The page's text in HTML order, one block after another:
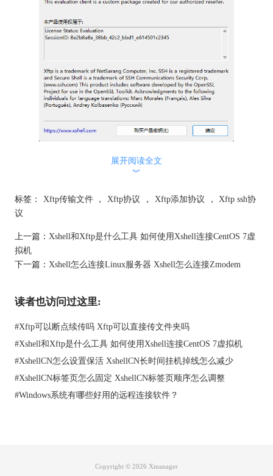
FTP协议是我们常用的并且被大众熟知的传输协议，这个协议传
它都能兼容。但是也有缺点，数据以明文形式传输，没有加密保
护，所以，推荐用于内网、测试环境等安全性要求不高的场景。
图2：创建FTP协议的会话
目前使用频率比较高的协议应该是SFTP协议了，它依托ssh安全加
密通道传输数据，能全程对账号、密码、传输文件进行加密，可
展开阅读全文
︾
标签： Xftp传输文件 ， Xftp协议 ， Xftp添加协议 ，
Xftp ssh协
议
上一篇： Xshell和Xftp是什么工具 如何使用Xshell连接CentOS 7虚
拟机
下一篇： Xshell怎么连接Linux服务器 Xshell怎么连接Zmodem
读者也访问过这里:
#Xftp可以断点续传吗 Xftp可以直接传文件夹吗
#Xshell和Xftp是什么工具 如何使用Xshell连接CentOS 7虚拟机
#XshellCN怎么设置保活 XshellCN长时间挂机掉线怎么减少
#XshellCN标签页怎么固定 XshellCN标签页顺序怎么调整
#Windows系统有哪些好用的远程连接软件？
Copyright © 2026 Xmanager